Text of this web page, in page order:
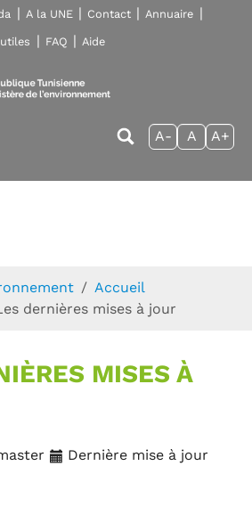
A la UNE Contact Annuaire
FAQ Aide
A- A A+
Accueil
dernières mises à jour
MISES À
Dernière mise à jour